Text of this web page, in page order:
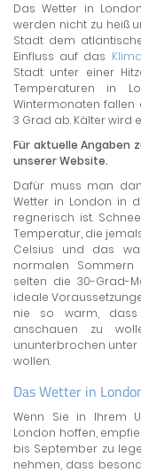
Das Wetter in
werden nicht zu heiß
Stadt dem
Einfluss auf das
Stadt unter einer
Temperaturen in
Wintermonaten
3 Grad ab. Kälter wird
Für aktuelle Angaben
unserer Website.
Dafür muss man
Wetter in London in
regnerisch ist.
Temperatur, die
Celsius und das
normalen
selten die 30-Grad-
ideale
nie so warm, dass
anschauen zu
ununterbrochen unter
wollen.
Das Wetter in
Wenn Sie in Ihrem
London hoffen,
bis September zu
nehmen, dass